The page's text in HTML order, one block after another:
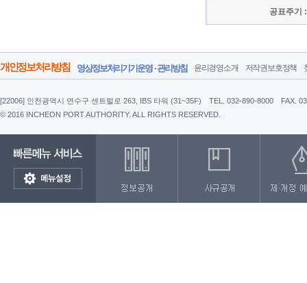
공표주기
개인정보처리방침 영상정보처리기기운영 · 관리방침 윤리경영소개 저작권보호정책
[22006] 인천광역시 연수구 센트럴로 263, IBS 타워 (31~35F) TEL. 032-890-8000
FAX.
© 2016 INCHEON PORT AUTHORITY. ALL RIGHTS RESERVED.